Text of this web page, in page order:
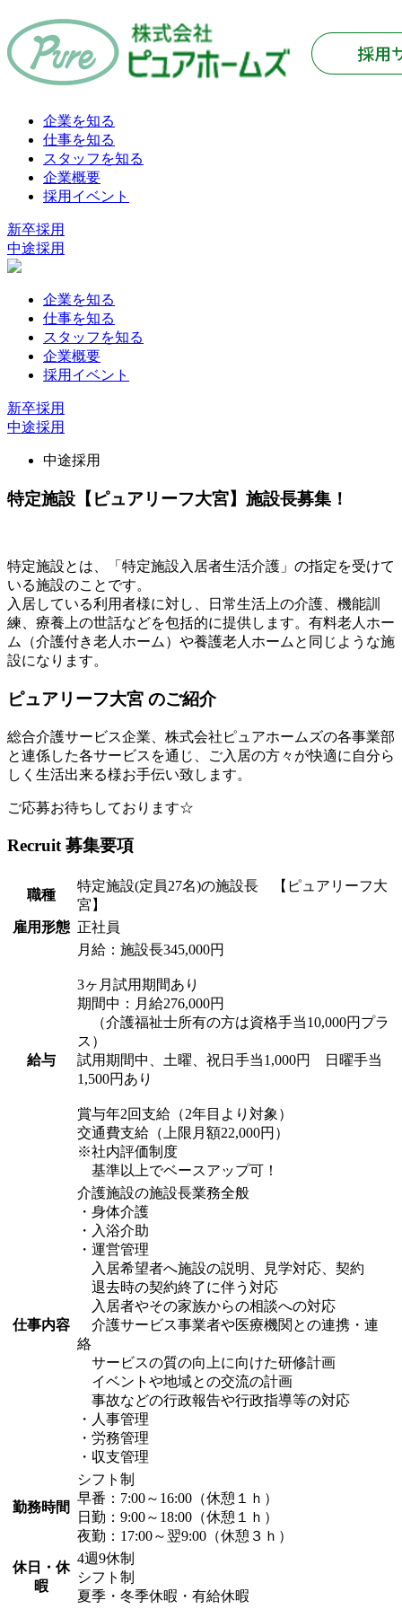
企業を知る
仕事を知る
スタッフを知る
企業概要
採用イベント
新卒採用
中途採用
企業を知る
仕事を知る
スタッフを知る
企業概要
採用イベント
新卒採用
中途採用
中途採用
特定施設【ピュアリーフ大宮】施設長募集！
特定施設とは、「特定施設入居者生活介護」の指定を受けて
いる施設のことです。
入居している利用者様に対し、日常生活上の介護、機能訓
練、療養上の世話などを包括的に提供します。有料老人ホー
ム（介護付き老人ホーム）や養護老人ホームと同じような施
設になります。
ピュアリーフ大宮 のご紹介
総合介護サービス企業、株式会社ピュアホームズの各事業部
と連係した各サービスを通じ、ご入居の方々が快適に自分ら
しく生活出来る様お手伝い致します。
ご応募お待ちしております☆
Recruit 募集要項
職種
特定施設(定員27名)の施設長 【ピュアリーフ大
宮】
雇用形態 正社員
給与
月給：施設長345,000円
3ヶ月試用期間あり
期間中：月給276,000円
（介護福祉士所有の方は資格手当10,000円プラ
ス）
試用期間中、土曜、祝日手当1,000円 日曜手当
1,500円あり
賞与年2回支給（2年目より対象）
交通費支給（上限月額22,000円）
※社内評価制度
基準以上でベースアップ可！
仕事内容
介護施設の施設長業務全般
・身体介護
・入浴介助
・運営管理
入居希望者へ施設の説明、見学対応、契約
退去時の契約終了に伴う対応
入居者やその家族からの相談への対応
介護サービス事業者や医療機関との連携・連
絡
サービスの質の向上に向けた研修計画
イベントや地域との交流の計画
事故などの行政報告や行政指導等の対応
・人事管理
・労務管理
・収支管理
勤務時間
シフト制
早番：7:00～16:00（休憩１ｈ）
日勤：9:00～18:00（休憩１ｈ）
夜勤：17:00～翌9:00（休憩３ｈ）
休日・休
暇
4週9休制
シフト制
夏季・冬季休暇・有給休暇